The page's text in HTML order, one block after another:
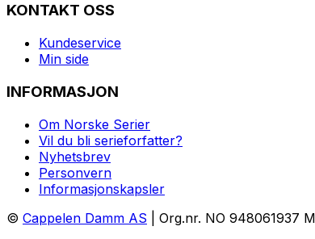
KONTAKT OSS
Kundeservice
Min side
INFORMASJON
Om Norske Serier
Vil du bli serieforfatter?
Nyhetsbrev
Personvern
Informasjonskapsler
© Cappelen Damm AS | Org.nr. NO 948061937